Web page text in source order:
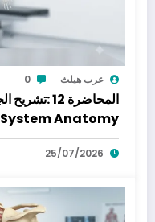
عرب هيلث 0
System Anatomy) الجزء الأول
25/07/2026